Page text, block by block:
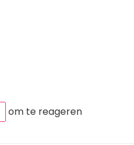
om te reageren